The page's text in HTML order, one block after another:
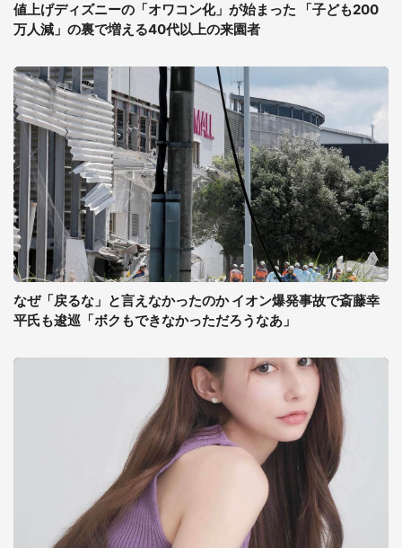
値上げディズニーの「オワコン化」が始まった 「子ども200
万人減」の裏で増える40代以上の来園者
なぜ「戻るな」と言えなかったのか イオン爆発事故で斎藤幸
平氏も逡巡「ボクもできなかっただろうなあ」